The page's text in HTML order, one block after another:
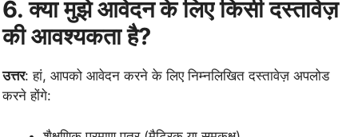
6. क्या मुझे आवेदन के लिए किसी दस्तावेज़
की आवश्यकता है?
उत्तर: हां, आपको आवेदन करने के लिए निम्नलिखित दस्तावेज़ अपलोड
करने होंगे: